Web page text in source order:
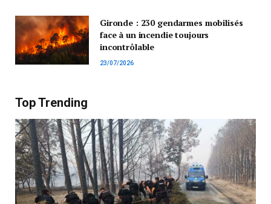
Gironde : 230 gendarmes mobilisés
face à un incendie toujours
incontrôlable
23/07/2026
Top Trending